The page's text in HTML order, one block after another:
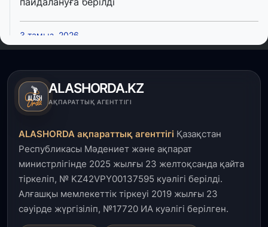
3 тамыз, 2026
Қызылордада 300 орындық аурухана,
салынып жатыр
1 тамыз, 2026
Кинопоиск Қазақстан азаматтарының ең
31 шілде, 2026
Ақмола облысындағы кездесуде кәсіпкерлер мен
ұстаздар «Әділет» партиясына өз ұсыныстарын
айтты
31 шілде, 2026
ALASHORDA.KZ
АҚПАРАТТЫҚ АГЕНТТІГІ
ALASHORDA ақпараттық агенттігі Қазақстан
Республикасы Мәдениет және ақпарат
министрлігінде 2025 жылғы 23 желтоқсанда қайта
тіркеліп, № KZ42VPY00137595 куәлігі берілді.
Алғашқы мемлекеттік тіркеуі 2019 жылғы 23
сәуірде жүргізіліп, №17720 ИА куәлігі берілген.